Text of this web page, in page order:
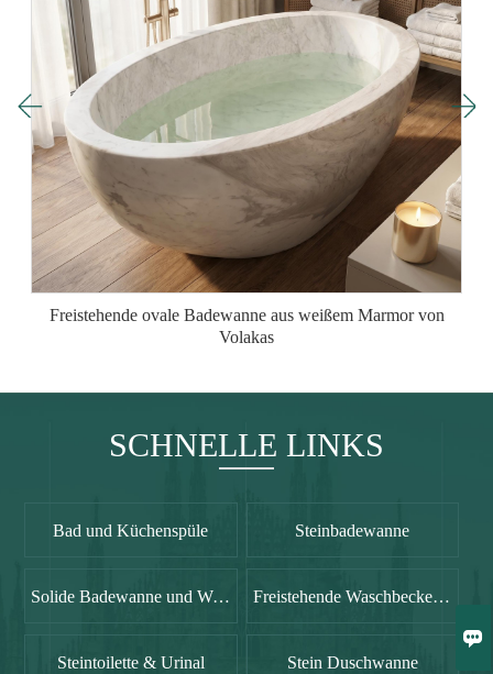

Freistehende ovale Badewanne aus weißem Marmor von
Volakas
SCHNELLE LINKS
Bad und Küchenspüle Steinbadewanne
Solide Badewanne und Waschbecken Freistehende Waschbecken aus Acryl mit massivem Sockel
Steintoilette & Urinal Stein Duschwanne